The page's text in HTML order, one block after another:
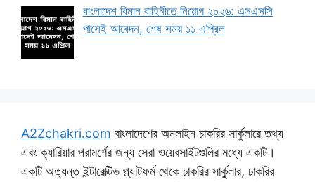
বাংলাদেশ বিমান বাহিনীতে নিয়োগ ২০২৬: এসএসসি
পাসেই আবেদন, শেষ সময় ১১ এপ্রিল
A2Zchakri.com বাংলাদেশের অনলাইন চাকরির সার্কুলারে তথ্য
এবং ক্যারিয়ার পরামর্শের জন্য সেরা ওয়েবসাইটগুলির মধ্যে একটি।
একটি অত্যন্ত ইন্টারেক্টিভ প্ল্যাটফর্ম থেকে চাকরির সার্কুলার, চাকরির